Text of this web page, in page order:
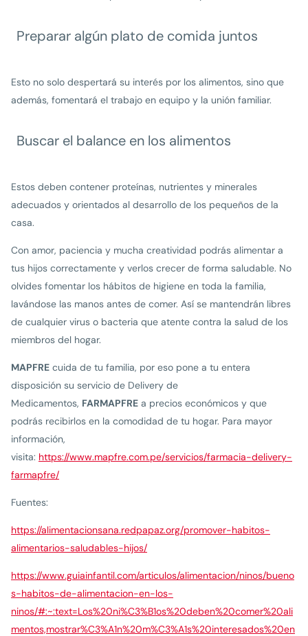
Preparar algún plato de comida juntos
Esto no solo despertará su interés por los alimentos, sino que
además, fomentará el trabajo en equipo y la unión familiar.
Buscar el balance en los alimentos
Estos deben contener proteínas, nutrientes y minerales
adecuados y orientados al desarrollo de los pequeños de la
casa.
Con amor, paciencia y mucha creatividad podrás alimentar a
tus hijos correctamente y verlos crecer de forma saludable. No
olvides fomentar los hábitos de higiene en toda la familia,
lavándose las manos antes de comer. Así se mantendrán libres
de cualquier virus o bacteria que atente contra la salud de los
miembros del hogar.
MAPFRE cuida de tu familia, por eso pone a tu entera
disposición su servicio de Delivery de
Medicamentos, FARMAPFRE a precios económicos y que
podrás recibirlos en la comodidad de tu hogar. Para mayor
información,
visita: https://www.mapfre.com.pe/servicios/farmacia-delivery-
farmapfre/
Fuentes:
https://alimentacionsana.redpapaz.org/promover-habitos-
alimentarios-saludables-hijos/
https://www.guiainfantil.com/articulos/alimentacion/ninos/bueno
s-habitos-de-alimentacion-en-los-
ninos/#:~:text=Los%20ni%C3%B1os%20deben%20comer%20ali
mentos,mostrar%C3%A1n%20m%C3%A1s%20interesados%20en